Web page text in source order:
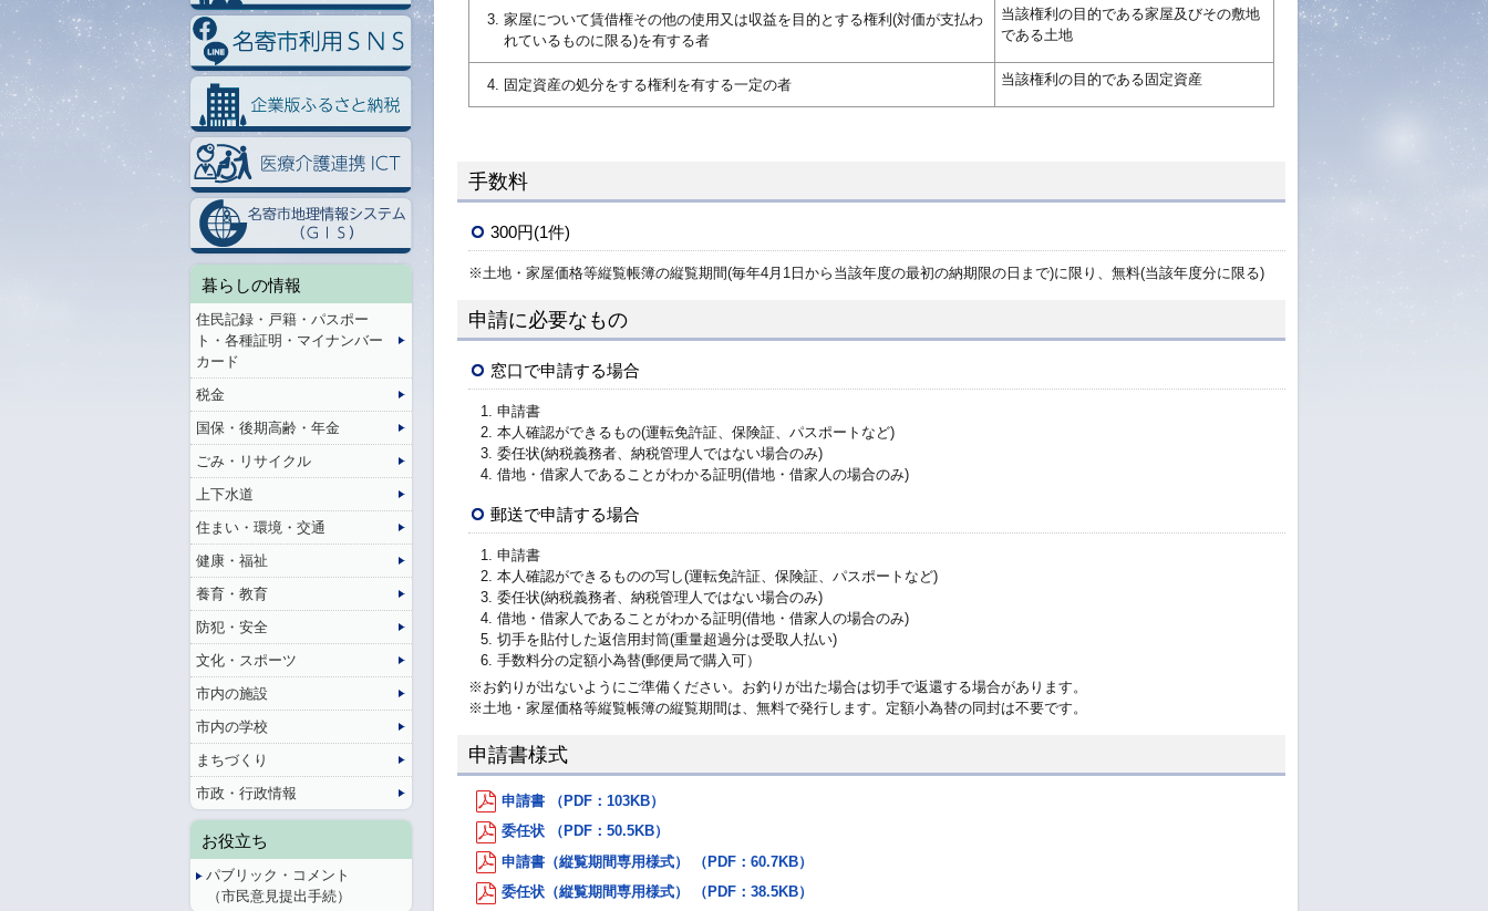
家屋について賃借権その他の使用又は収益を目的とする権利(対価が支払わ
れているものに限る)を有する者
当該権利の目的である家屋及びその敷地
である土地
固定資産の処分をする権利を有する一定の者 当該権利の目的である固定資産
手数料
300円(1件)
※土地・家屋価格等縦覧帳簿の縦覧期間(毎年4月1日から当該年度の最初の納期限の日まで)に限り、無料(当該年度分に限る)
申請に必要なもの
窓口で申請する場合
申請書
本人確認ができるもの(運転免許証、保険証、パスポートなど)
委任状(納税義務者、納税管理人ではない場合のみ)
借地・借家人であることがわかる証明(借地・借家人の場合のみ)
郵送で申請する場合
申請書
本人確認ができるものの写し(運転免許証、保険証、パスポートなど)
委任状(納税義務者、納税管理人ではない場合のみ)
借地・借家人であることがわかる証明(借地・借家人の場合のみ)
切手を貼付した返信用封筒(重量超過分は受取人払い)
手数料分の定額小為替(郵便局で購入可）
※お釣りが出ないようにご準備ください。お釣りが出た場合は切手で返還する場合があります。
※土地・家屋価格等縦覧帳簿の縦覧期間は、無料で発行します。定額小為替の同封は不要です。
申請書様式
申請書 （PDF：103KB）
委任状 （PDF：50.5KB）
申請書（縦覧期間専用様式） （PDF：60.7KB）
委任状（縦覧期間専用様式） （PDF：38.5KB）
暮らしの情報
住民記録・戸籍・パスポー
ト・各種証明・マイナンバー
カード
税金
国保・後期高齢・年金
ごみ・リサイクル
上下水道
住まい・環境・交通
健康・福祉
養育・教育
防犯・安全
文化・スポーツ
市内の施設
市内の学校
まちづくり
市政・行政情報
お役立ち
パブリック・コメント
（市民意見提出手続）